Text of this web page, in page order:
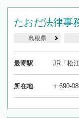
たおだ法律事
島根県
最寄駅 JR「松
所在地 〒690-